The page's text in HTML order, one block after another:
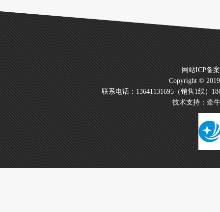
网站ICP备
Copyright ©
联系电话：13641131695（销售1线）
技术支持：牵